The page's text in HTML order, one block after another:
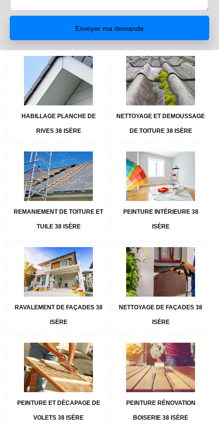
HABILLAGE PLANCHE DE
RIVES 38 ISÈRE
NETTOYAGE ET DEMOUSSAGE
DE TOITURE 38 ISÈRE
REMANIEMENT DE TOITURE ET
TUILE 38 ISÈRE
PEINTURE INTÉRIEURE 38
ISÈRE
RAVALEMENT DE FAÇADES 38
ISÈRE
NETTOYAGE DE FAÇADES 38
ISÈRE
PEINTURE ET DÉCAPAGE DE
VOLETS 38 ISÈRE
PEINTURE RÉNOVATION
BOISERIE 38 ISÈRE